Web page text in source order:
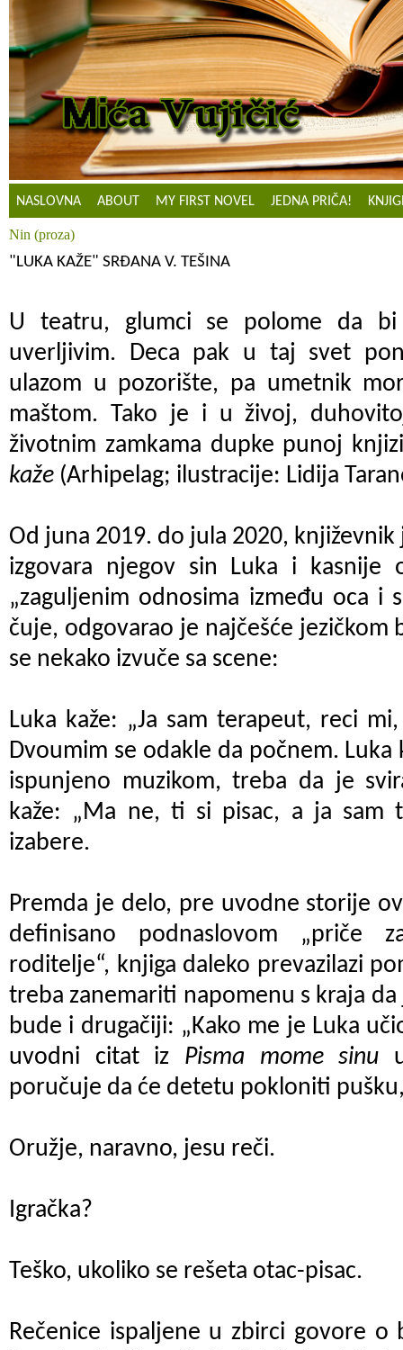
NASLOVNA ABOUT MY FIRST NOVEL JEDNA PRIČA!
Nin (proza)
"LUKA KAŽE" SRĐANA V. TEŠINA
U teatru, glumci se polome da bi
uverljivim. Deca pak u taj svet
ulazom u pozorište, pa umetnik
maštom. Tako je i u živoj,
životnim zamkama dupke punoj
kaže (Arhipelag; ilustracije: Lidija
Od juna 2019. do jula 2020,
izgovara njegov sin Luka i
„zaguljenim odnosima između oca i
čuje, odgovarao je najčešće jezičkom
se nekako izvuče sa scene:
Luka kaže: „Ja sam terapeut, reci
Dvoumim se odakle da počnem. Luka
ispunjeno muzikom, treba da je
kaže: „Ma ne, ti si pisac, a ja sam
izabere.
Premda je delo, pre uvodne storije
definisano podnaslovom „priče
roditelje“, knjiga daleko prevazilazi
treba zanemariti napomenu s kraja
bude i drugačiji: „Kako me je Luka
uvodni citat iz Pisma mome sinu
poručuje da će detetu pokloniti
Oružje, naravno, jesu reči.
Igračka?
Teško, ukoliko se rešeta otac-pisac.
Rečenice ispaljene u zbirci govore o